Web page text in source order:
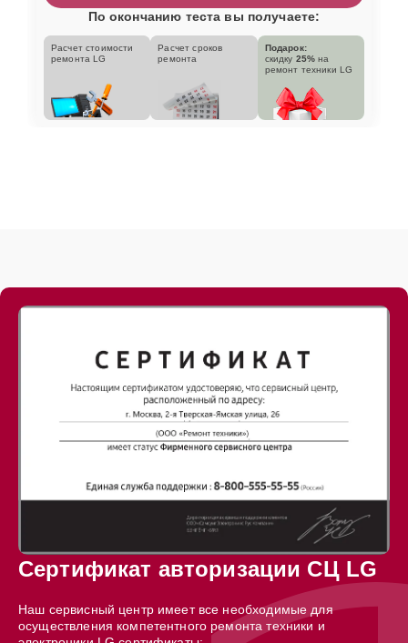
По окончанию теста вы получаете:
Расчет стоимости
ремонта LG
Расчет сроков
ремонта
Подарок:
скидку 25% на
ремонт техники LG
Сертификат авторизации СЦ LG
Наш сервисный центр имеет все необходимые для
осуществления компетентного ремонта техники и